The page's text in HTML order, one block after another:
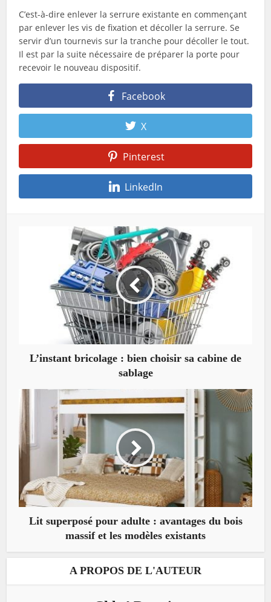
C’est-à-dire enlever la serrure existante en commençant
par enlever les vis de fixation et décoller la serrure. Se
servir d’un tournevis sur la tranche pour décoller le tout.
Il est par la suite nécessaire de préparer la porte pour
recevoir le nouveau dispositif.
Facebook
X
Pinterest
LinkedIn
L’instant bricolage : bien choisir sa cabine de
sablage
Lit superposé pour adulte : avantages du bois
massif et les modèles existants
A PROPOS DE L'AUTEUR